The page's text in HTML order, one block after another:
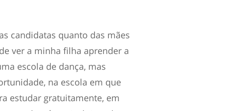
candidatas quanto das mães
ver a minha filha aprender a
escola de dança, mas
na escola em que
estudar gratuitamente, em